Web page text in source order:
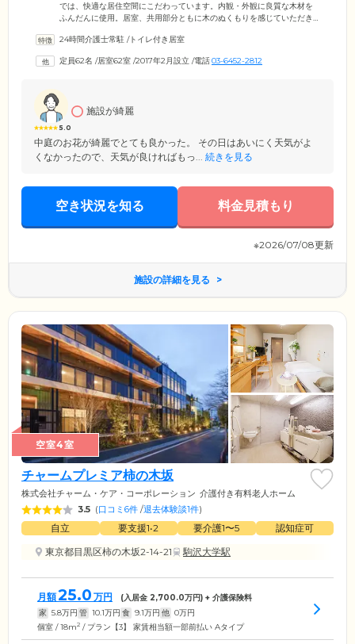
では、快適な居住空間にこだわっています。内観・外観に良質な木材を
ふんだんに使用。居室、共用部分ともに木のぬくもりを感じていただき
す。また、ご入居のみなさまに安心して暮らしていただけるよう、ゆと
居者様お一人おひとりのライフスタイルに合わせたきめ細かなケアサー
24時間介護士常駐 /トイレ付き居室
定員62名 /居室62室 /2017年2月設立 /電話03-6452-2812
5.0
施設が綺麗
中庭のお花が綺麗でとても良かった。 その日はあいにく天気がよ
くなかったので、天気が良ければもっ... 続きを見る
空き状況を知る 料金見積もり
※2026/07/08更新
施設の詳細を見る
空室4室
チャームプレミア柿の木坂
株式会社チャーム・ケア・コーポレーション 介護付き有料老人ホーム
3.5 (口コミ6件 /退去体験談1件)
自立 要支援1•2 要介護1〜5
認知症可
東京都目黒区柿の木坂2-14-21
駒沢大学駅
月額25.0 万円 (入居金 2,700.0万円) + 介護保険料
家 5.8万円 管 10.1万円 食 9.1万円 他 0万円
個室 / 18m2 / プラン【3】 家賃相当額一部前払い Aタイプ